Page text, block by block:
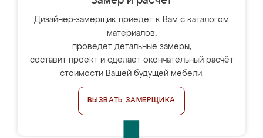
Дизайнер-замерщик приедет к Вам с каталогом
материалов,
проведёт детальные замеры,
составит проект и сделает окончательный расчёт
стоимости Вашей будущей мебели.
ВЫЗВАТЬ ЗАМЕРЩИКА